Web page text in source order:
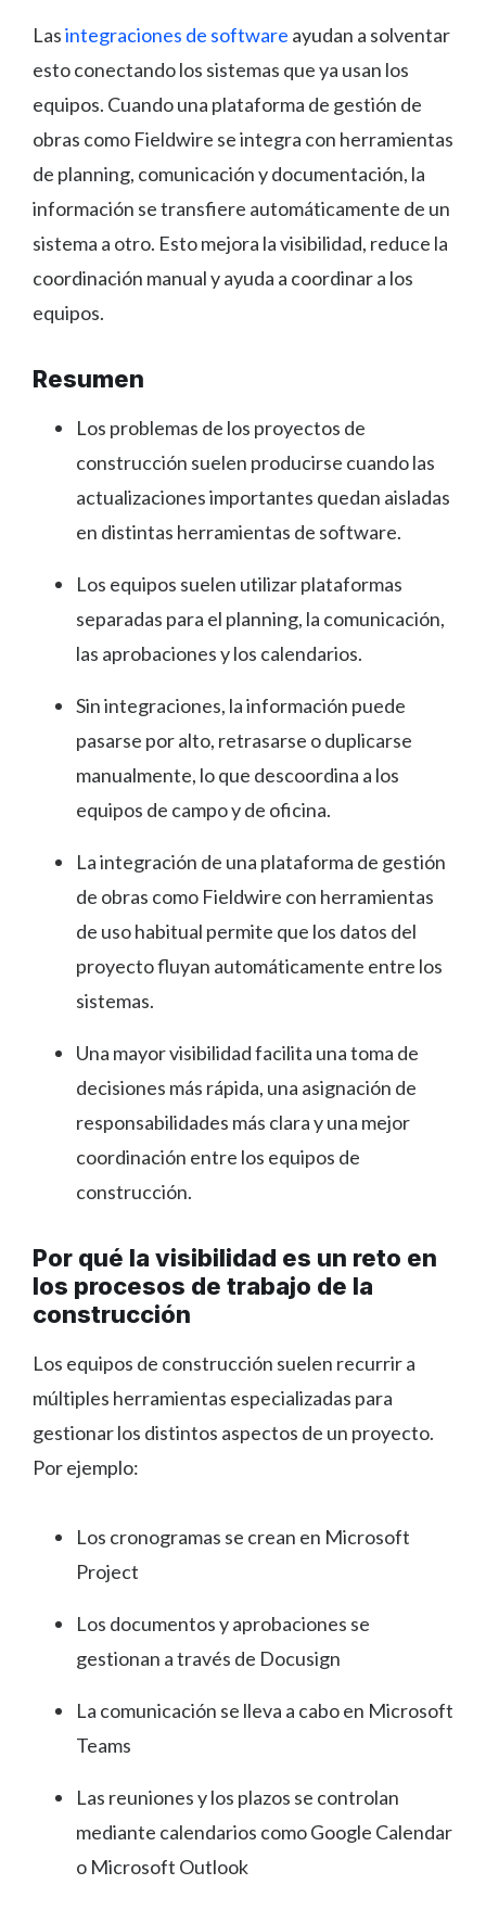
Lasintegraciones de software ayudan a solventar
esto conectando los sistemas que ya usan los
equipos. Cuando una plataforma de gestión de
obras como Fieldwire se integra con herramientas
de planning, comunicación y documentación, la
información se transfiere automáticamente de un
sistema a otro. Esto mejora la visibilidad, reduce la
coordinación manual y ayuda a coordinar a los
equipos.
Resumen
Los problemas de los proyectos de
construcción suelen producirse cuando las
actualizaciones importantes quedan aisladas
en distintas herramientas de software.
Los equipos suelen utilizar plataformas
separadas para el planning, la comunicación,
las aprobaciones y los calendarios.
Sin integraciones, la información puede
pasarse por alto, retrasarse o duplicarse
manualmente, lo que descoordina a los
equipos de campo y de oficina.
La integración de una plataforma de gestión
de obras como Fieldwire con herramientas
de uso habitual permite que los datos del
proyecto fluyan automáticamente entre los
sistemas.
Una mayor visibilidad facilita una toma de
decisiones más rápida, una asignación de
responsabilidades más clara y una mejor
coordinación entre los equipos de
construcción.
Por qué la visibilidad es un reto en
los procesos de trabajo de la
construcción
Los equipos de construcción suelen recurrir a
múltiples herramientas especializadas para
gestionar los distintos aspectos de un proyecto.
Por ejemplo:
Los cronogramas se crean en Microsoft
Project
Los documentos y aprobaciones se
gestionan a través de Docusign
La comunicación se lleva a cabo en Microsoft
Teams
Las reuniones y los plazos se controlan
mediante calendarios como Google Calendar
o Microsoft Outlook